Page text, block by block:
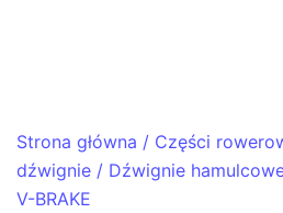
Strona główna / Części
dźwignie / Dźwignie
V-BRAKE